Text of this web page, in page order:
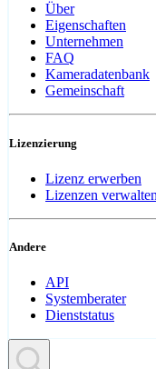
Über
Eigenschaften
Unternehmen
FAQ
Kameradatenbank
Gemeinschaft
Lizenzierung
Lizenz erwerben
Lizenzen verwalten
Andere
API
Systemberater
Dienststatus